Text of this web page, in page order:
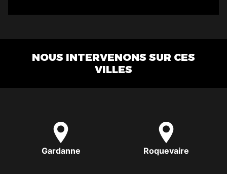
NOUS INTERVENONS SUR CES
VILLES
Gardanne Roquevaire